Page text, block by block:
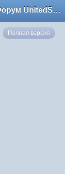
Форум UnitedSouth
Полная версия